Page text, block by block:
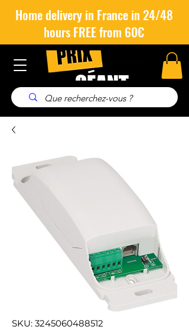
Home delivery in France in 24/48
hours FREE from 60€
SKU: 3245060488512